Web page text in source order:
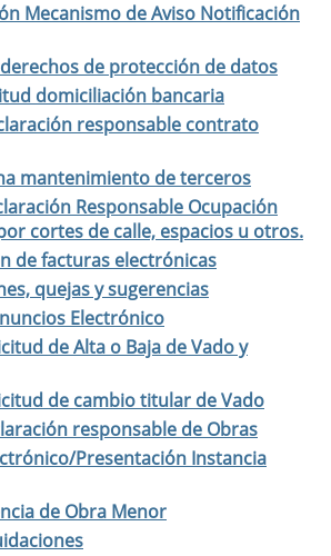
Mecanismo de Aviso Notificación
de protección de datos
domiciliación bancaria
responsable contrato
mantenimiento de terceros
Responsable Ocupación
cortes de calle, espacios u otros.
de facturas electrónicas
quejas y sugerencias
Electrónico
de Alta o Baja de Vado y
de cambio titular de Vado
responsable de Obras
Presentación Instancia
de Obra Menor